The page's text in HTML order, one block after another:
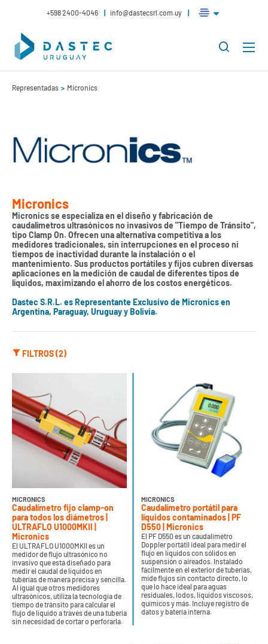
+598 2400-4046 info@dastecsrl.com.uy
Representadas Micronics
Micronics
Micronics se especializa en el diseño y fabricación de
caudalímetros ultrasónicos no invasivos de "Tiempo de Tránsito",
tipo Clamp On. Ofrecen una alternativa competitiva a los
medidores tradicionales, sin interrupciones en el proceso ni
tiempos de inactividad durante la instalación o el
mantenimiento. Sus productos portátiles y fijos cubren diversas
aplicaciones en la medición de caudal de diferentes tipos de
líquidos, maximizando el ahorro de los costos energéticos.
Dastec S.R.L. es Representante Exclusivo de Micronics en
Argentina, Paraguay, Uruguay y Bolivia.
FILTROS (2)
MICRONICS
Caudalímetro fijo clamp-on
para todos los diámetros |
ULTRAFLO U1000MKII |
Micronics
El ULTRAFLO U1000MKII es un
medidor de flujo ultrasónico no
invasivo que está diseñado para
medir el caudal de líquidos en
tuberías de manera precisa y sencilla.
Al igual que otros medidores
ultrasónicos, utiliza la tecnología de
tiempo de tránsito para calcular el
flujo de líquido a través de una tubería
sin necesidad de cortar o perforarla.
MICRONICS
Caudalímetro portátil para
líquidos contaminados | PF
D550 | Micronics
El PF D550 es un caudalímetro
Doppler portátil ideal para medir el
flujo en líquidos con sólidos en
suspensión o aireados. Instalado
fácilmente en el exterior de tuberías,
mide flujos sin contacto directo, lo
que lo hace ideal para aguas
residuales, lodos, líquidos viscosos,
químicos y más. Incluye registro de
datos y batería interna.